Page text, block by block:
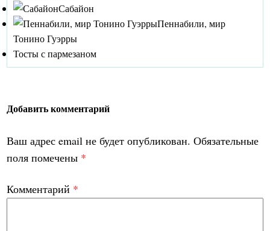
Сабайон
Пеннабили, мир
Тонино Гуэрры
Тосты с пармезаном
Добавить комментарий
Ваш адрес email не будет опубликован. Обязательные
поля помечены *
Комментарий *